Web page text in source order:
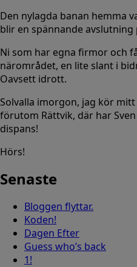
Den nylagda banan hemma
blir en spännande avslutning
Ni som har egna firmor och
närområdet, en lite slant i
Oavsett idrott.
Solvalla imorgon, jag kör
förutom Rättvik, där har
dispans!
Hörs!
Senaste
Bloggen flyttar.
Koden!
Dagen Efter
Guess who’s back
1!